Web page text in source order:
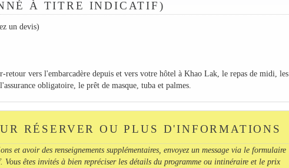
À TITRE INDICATIF)
un devis)
vers l'embarcadère depuis et vers votre hôtel à Khao Lak, le repas de midi, les
obligatoire, le prêt de masque, tuba et palmes.
RÉSERVER OU PLUS D'INFORMATIONS
et avoir des renseignements supplémentaires, envoyez un message via le formulaire
êtes invités à bien repréciser les détails du programme ou intinéraire et le prix